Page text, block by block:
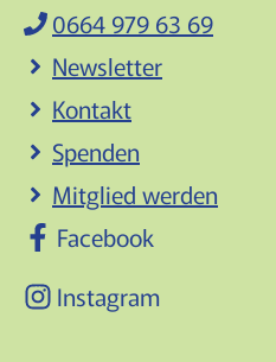
0664 979 63 69
Newsletter
Kontakt
Spenden
Mitglied werden
Facebook
Instagram